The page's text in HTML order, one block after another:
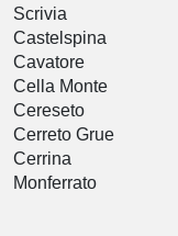
Scrivia
Castelspina
Cavatore
Cella Monte
Cereseto
Cerreto Grue
Cerrina
Monferrato